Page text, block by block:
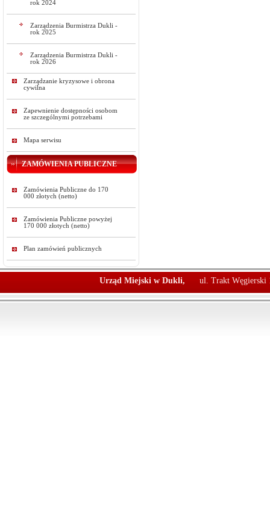
rok 2024
Zarządzenia Burmistrza Dukli -
rok 2025
Zarządzenia Burmistrza Dukli -
rok 2026
Zarządzanie kryzysowe i obrona
cywilna
Zapewnienie dostępności osobom
ze szczególnymi potrzebami
Mapa serwisu
ZAMÓWIENIA PUBLICZNE
Zamówienia Publiczne do 170
000 złotych (netto)
Zamówienia Publiczne powyżej
170 000 złotych (netto)
Plan zamówień publicznych
Urząd Miejski w Dukli, ul. Trakt Węgierski